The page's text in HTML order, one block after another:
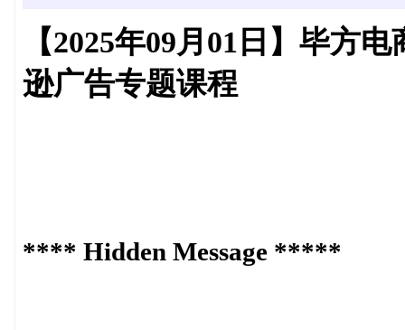
【2025年09月01日】毕方
逊广告专题课程
**** Hidden Message *****